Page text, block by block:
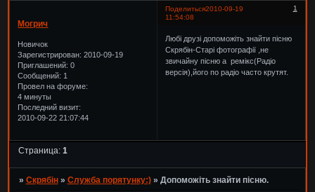
Поделиться 1
2010-09-19
11:54:08
Могрич
Новичок
Зарегистрирован: 2010-09-19
Приглашений: 0
Сообщений: 1
Провел на форуме:
4 минуты
Последний визит:
2010-09-22 21:07:44
Любі друзі допоможіть знайти пісню
Скрябін-Старі фотографії ,не
звичайну пісню а ремікс(Радіо
версія),його по радіо часто крутят.
Страница: 1
» Скрябін » Служба порятунку:) » Допоможіть знайти пісню.